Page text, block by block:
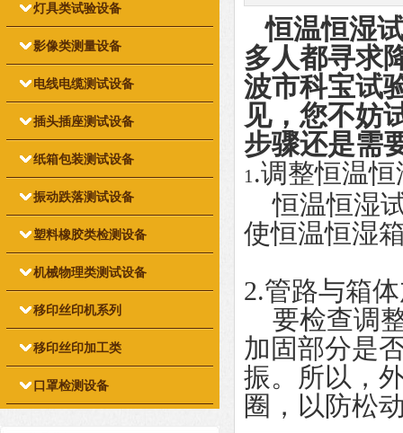
灯具类试验设备
影像类测量设备
电线电缆测试设备
插头插座测试设备
纸箱包装测试设备
振动跌落测试设备
塑料橡胶类检测设备
机械物理类测试设备
移印丝印机系列
移印丝印加工类
口罩检测设备
恒温恒湿
多人都寻求
波市科宝试
见，您不妨
步骤还是需
1.调整恒温
恒温恒湿
使恒温恒湿
2.管路与箱
要检查调
加固部分是
振。所以，
圈，以防松